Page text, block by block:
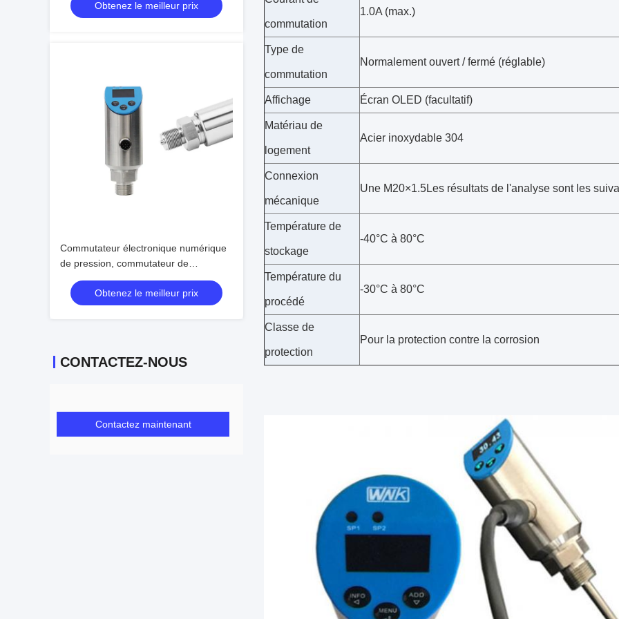
Obtenez le meilleur prix
Commutateur électronique numérique
de pression, commutateur de
régulation de pression 0-600 bar
Obtenez le meilleur prix
CONTACTEZ-NOUS
Contactez maintenant
commutation
1.0A (max.)
Type de
commutation
Normalement ouvert / fermé (réglable)
Affichage Écran OLED (facultatif)
Matériau de
logement
Acier inoxydable 304
Connexion
mécanique
Une M20×1.5Les résultats de l'analyse sont les
Température de
stockage
-40°C à 80°C
Température du
procédé
-30°C à 80°C
Classe de
protection
Pour la protection contre la corrosion